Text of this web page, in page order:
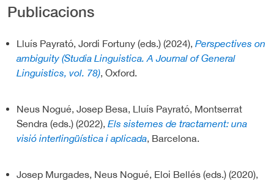
Publicacions
Lluís Payrató, Jordi Fortuny (eds.) (2024), Perspectives on
ambiguity (Studia Linguistica. A Journal of General
Linguistics, vol. 78), Oxford.
Neus Nogué, Josep Besa, Lluís Payrató, Montserrat
Sendra (eds.) (2022), Els sistemes de tractament: una
visió interlingüística i aplicada, Barcelona.
Josep Murgades, Neus Nogué, Eloi Bellés (eds.) (2020),